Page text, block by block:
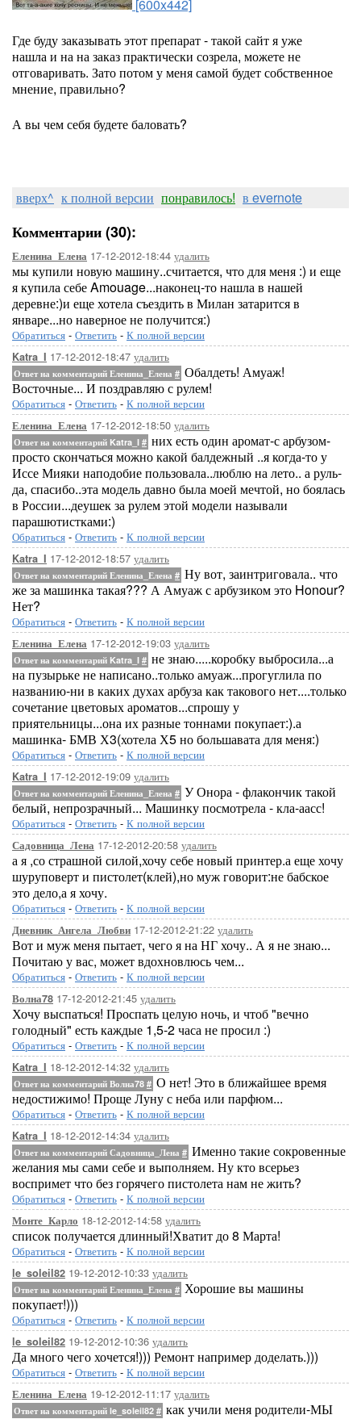
[600x442]
Где буду заказывать этот препарат - такой сайт я уже
нашла и на на заказ практически созрела, можете не
отговаривать. Зато потом у меня самой будет собственное
мнение, правильно?
А вы чем себя будете баловать?
вверх^ к полной версии понравилось! в evernote
Комментарии (30):
Еленина_Елена 17-12-2012-18:44 удалить
мы купили новую машину..считается, что для меня :) и еще
я купила себе Amouage...наконец-то нашла в нашей
деревне:)и еще хотела съездить в Милан затарится в
январе...но наверное не получится:)
Обратиться - Ответить - К полной версии
Katra_I 17-12-2012-18:47 удалить
Ответ на комментарий Еленина_Елена # Обалдеть! Амуаж!
Восточные... И поздравляю с рулем!
Обратиться - Ответить - К полной версии
Еленина_Елена 17-12-2012-18:50 удалить
Ответ на комментарий Katra_I # них есть один аромат-с арбузом-
просто скончаться можно какой балдежный ..я когда-то у
Иссе Мияки наподобие пользовала..люблю на лето.. а руль-
да, спасибо..эта модель давно была моей мечтой, но боялась
в России...деушек за рулем этой модели называли
парашютистками:)
Обратиться - Ответить - К полной версии
Katra_I 17-12-2012-18:57 удалить
Ответ на комментарий Еленина_Елена # Ну вот, заинтриговала.. что
же за машинка такая??? А Амуаж с арбузиком это Honour?
Нет?
Обратиться - Ответить - К полной версии
Еленина_Елена 17-12-2012-19:03 удалить
Ответ на комментарий Katra_I # не знаю.....коробку выбросила...а
на пузырьке не написано..только амуаж...прогуглила по
названию-ни в каких духах арбуза как такового нет....только
сочетание цветовых ароматов...спрошу у
приятельницы...она их разные тоннами покупает:).а
машинка- БМВ Х3(хотела Х5 но большавата для меня:)
Обратиться - Ответить - К полной версии
Katra_I 17-12-2012-19:09 удалить
Ответ на комментарий Еленина_Елена # У Онора - флакончик такой
белый, непрозрачный... Машинку посмотрела - кла-аасс!
Обратиться - Ответить - К полной версии
Садовница_Лена 17-12-2012-20:58 удалить
а я ,со страшной силой,хочу себе новый принтер.а еще хочу
шуруповерт и пистолет(клей),но муж говорит:не бабское
это дело,а я хочу.
Обратиться - Ответить - К полной версии
Дневник_Ангела_Любви 17-12-2012-21:22 удалить
Вот и муж меня пытает, чего я на НГ хочу.. А я не знаю...
Почитаю у вас, может вдохновлюсь чем...
Обратиться - Ответить - К полной версии
Волна78 17-12-2012-21:45 удалить
Хочу выспаться! Проспать целую ночь, и чтоб "вечно
голодный" есть каждые 1,5-2 часа не просил :)
Обратиться - Ответить - К полной версии
Katra_I 18-12-2012-14:32 удалить
Ответ на комментарий Волна78 # О нет! Это в ближайшее время
недостижимо! Проще Луну с неба или парфюм...
Обратиться - Ответить - К полной версии
Katra_I 18-12-2012-14:34 удалить
Ответ на комментарий Садовница_Лена # Именно такие сокровенные
желания мы сами себе и выполняем. Ну кто всерьез
воспримет что без горячего пистолета нам не жить?
Обратиться - Ответить - К полной версии
Монте_Карло 18-12-2012-14:58 удалить
список получается длинный!Хватит до 8 Марта!
Обратиться - Ответить - К полной версии
le_soleil82 19-12-2012-10:33 удалить
Ответ на комментарий Еленина_Елена # Хорошие вы машины
покупает!)))
Обратиться - Ответить - К полной версии
le_soleil82 19-12-2012-10:36 удалить
Да много чего хочется!))) Ремонт например доделать.)))
Обратиться - Ответить - К полной версии
Еленина_Елена 19-12-2012-11:17 удалить
Ответ на комментарий le_soleil82 # как учили меня родители-МЫ